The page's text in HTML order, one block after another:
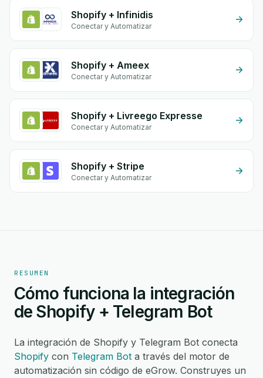
Shopify + Infinidis
Conectar y Automatizar
Shopify + Ameex
Conectar y Automatizar
Shopify + Livreego Expresse
Conectar y Automatizar
Shopify + Stripe
Conectar y Automatizar
RESUMEN
Cómo funciona la integración
de Shopify + Telegram Bot
La integración de Shopify y Telegram Bot conecta
Shopify con Telegram Bot a través del motor de
automatización sin código de eGrow. Construyes un